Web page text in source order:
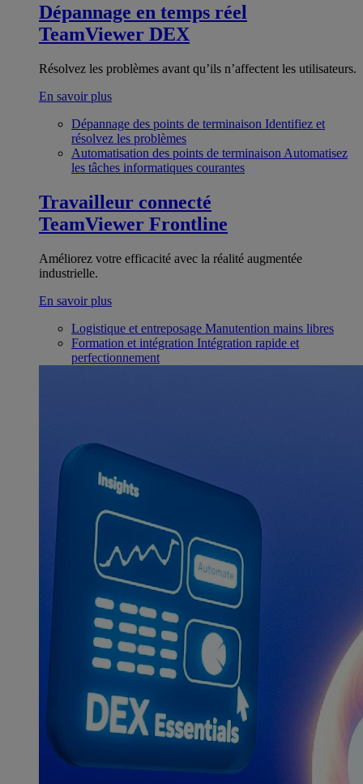
Dépannage en temps réel
TeamViewer DEX
Résolvez les problèmes avant qu’ils n’affectent les utilisateurs.
En savoir plus
Dépannage des points de terminaison Identifiez et
résolvez les problèmes
Automatisation des points de terminaison Automatisez
les tâches informatiques courantes
Travailleur connecté
TeamViewer Frontline
Améliorez votre efficacité avec la réalité augmentée
industrielle.
En savoir plus
Logistique et entreposage Manutention mains libres
Formation et intégration Intégration rapide et
perfectionnement